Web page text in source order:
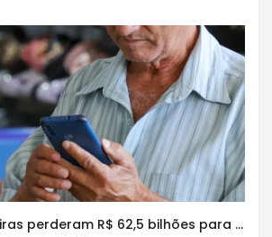
Famílias brasileiras perderam R$ 62,5 bilhões para bets em 2025